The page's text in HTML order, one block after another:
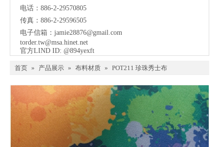
电话：886-2-29570805
传真：886-2-29596505
电子信箱： jamie28876@gmail.com
torder.tw@msa.hinet.net
官方LIND ID: @894yexft
首页 » 产品展示 » 布料材质 » POT211 珍珠秀士布